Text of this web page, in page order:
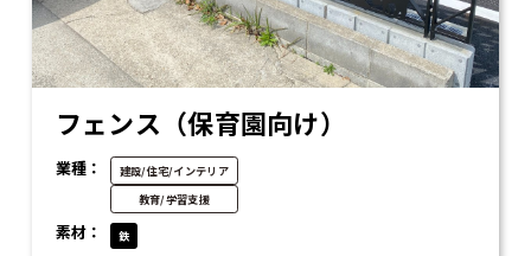
フェンス（保育園向け）
業種：
建設/住宅/インテリア
教育/学習支援
素材： 鉄